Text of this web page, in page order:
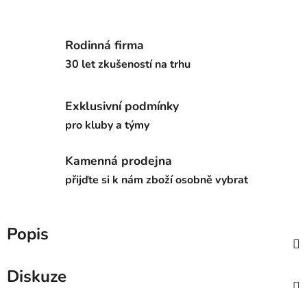
Rodinná firma
30 let zkušeností na trhu
Exklusivní podmínky
pro kluby a týmy
Kamenná prodejna
přijďte si k nám zboží osobně vybrat
Popis
Diskuze